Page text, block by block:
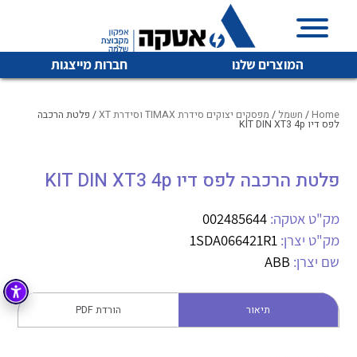
המוצרים שלנו חברות מייצגות
איכות | שרות | זמינות
והפצה של מוצרי
מיתוג, בקרה , ואינסטלציה חשמלית ופעילה ב7 תחומים:
חשמל מיתוג ואינסטלציה חשמלית
בקרה
זיווד
לכל מוצרי היצרן לכל מוצרי היצרן
לכל מוצרי היצרן לכל מוצרי היצרן
Home
/ חשמל / מפסקים יצוקים סידרת TIMAX וסידרת XT / פלטת הרכבה
לפס דיו KIT DIN XT3 4p
פלטת הרכבה לפס דיו KIT DIN XT3 4p
מק"ט אטקה: 002485644
מק"ט יצרן: 1SDA066421R1
שם יצרן: ABB
תיאור הורדת PDF